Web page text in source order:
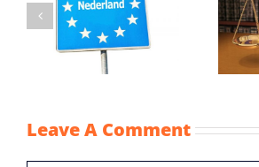
Gelijkere
behandeling
vreemd en eigen
Leave A Comment